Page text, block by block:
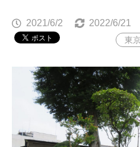
2021/6/2 2022/6/21
東